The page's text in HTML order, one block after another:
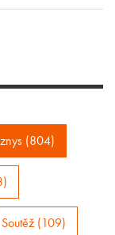
(804)
Soutěž (109)